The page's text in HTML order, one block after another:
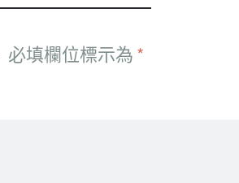
必填欄位標示為 *